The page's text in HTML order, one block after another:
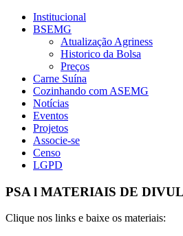
Institucional
BSEMG
Atualização Agriness
Historico da Bolsa
Preços
Carne Suína
Cozinhando com ASEMG
Notícias
Eventos
Projetos
Associe-se
Censo
LGPD
PSA l MATERIAIS DE
Clique nos links e baixe os materiais: